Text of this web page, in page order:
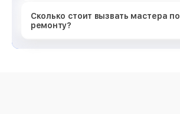
Сколько стоит вызвать мастера по
ремонту?